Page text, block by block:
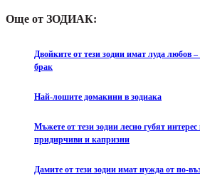
Още от ЗОДИАК:
Двойките от тези зодии имат луда любов
брак
Най-лошите домакини в зодиака
Мъжете от тези зодии лесно губят
придирчиви и капризни
Дамите от тези зодии имат нужда от по-